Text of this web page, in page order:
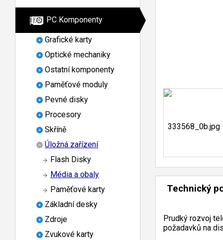
PC Komponenty
Grafické karty
Optické mechaniky
Ostatní komponenty
Paměťové moduly
Pevné disky
Procesory
Skříně
Úložná zařízení
Flash Disky
Média a obaly
Paměťové karty
Základní desky
Zdroje
Zvukové karty
Technický
Prudký rozvoj
požadavků na